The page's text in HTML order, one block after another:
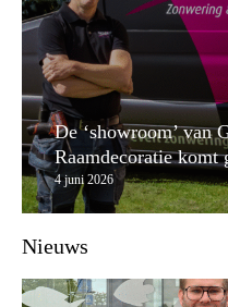
De ‘showroom’ van
Raamdecoratie
4 juni 2026
Nieuws